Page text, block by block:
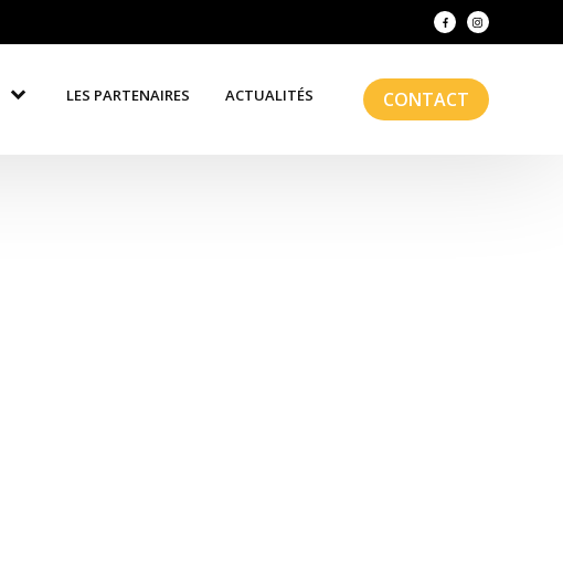
LES PARTENAIRES ACTUALITÉS CONTACT